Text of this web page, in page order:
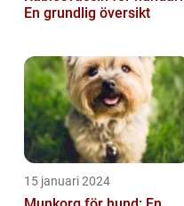
En grundlig översikt
15 januari 2024